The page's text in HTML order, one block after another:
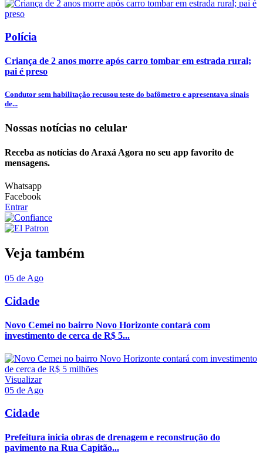
Polícia
Criança de 2 anos morre após carro tombar em estrada rural;
pai é preso
Condutor sem habilitação recusou teste do bafômetro e apresentava sinais
de...
Nossas notícias no celular
Receba as notícias do Araxá Agora no seu app favorito de
mensagens.
Whatsapp
Facebook
Entrar
Veja também
05 de Ago
Cidade
Novo Cemei no bairro Novo Horizonte contará com
investimento de cerca de R$ 5...
Visualizar
05 de Ago
Cidade
Prefeitura inicia obras de drenagem e reconstrução do
pavimento na Rua Capitão...